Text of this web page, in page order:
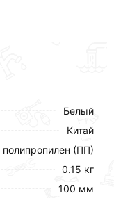
Белый
Китай
полипропилен (ПП)
0.15 кг
100 мм